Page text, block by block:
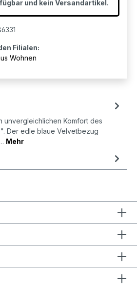
und kein Versandartikel.
Filialen:
Wohnen
unvergleichlichen Komfort des
Der edle blaue Velvetbezug
Mehr